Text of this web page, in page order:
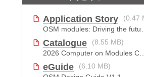
Application Story
(0.47
Catalogue
(8.55 MB)
eGuide
(6.10 MB)